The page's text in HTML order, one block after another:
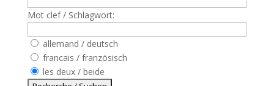
Mot clef / Schlagwort:
allemand / deutsch
francais / französisch
les deux / beide